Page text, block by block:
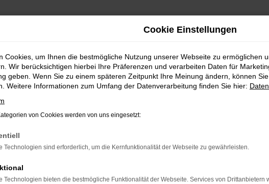
Ford-Service
Cookie Einstellungen
Cookies, um Ihnen die bestmögliche Nutzung unserer Webseite zu ermöglichen
Wir berücksichtigen hierbei Ihre Präferenzen und verarbeiten Daten für
geben. Wenn Sie zu einem späteren Zeitpunkt Ihre Meinung ändern, können
Weitere Informationen zum Umfang der Datenverarbeitung finden Sie hier:
von Cookies werden von uns eingesetzt:
Technologien sind erforderlich, um die Kernfunktionalität der Webseite zu gewährleisten.
Technologien bieten die bestmögliche Funktionalität der Webseite. Services von Drittanbietern